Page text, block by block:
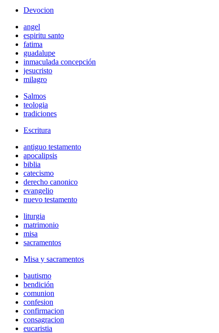
Devocion
angel
espiritu santo
fatima
guadalupe
inmaculada concepción
jesucristo
milagro
Salmos
teologia
tradiciones
Escritura
antiguo testamento
apocalipsis
biblia
catecismo
derecho canonico
evangelio
nuevo testamento
liturgia
matrimonio
misa
sacramentos
Misa y sacramentos
bautismo
bendición
comunion
confesion
confirmacion
consagracion
eucaristia